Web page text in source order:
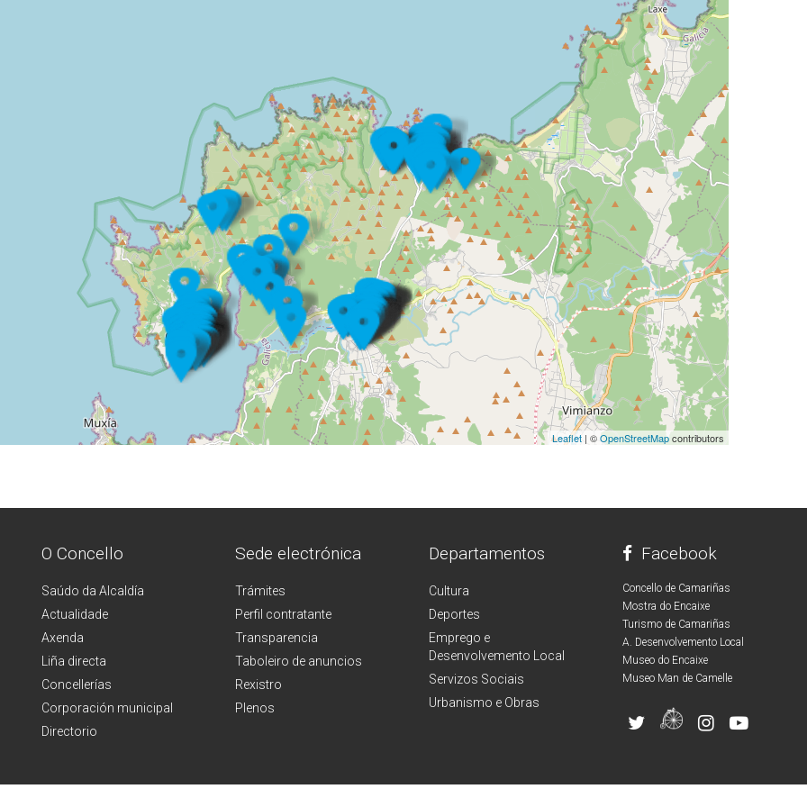
Leaflet | ©OpenStreetMapcontributors
O Concello
Saúdo da Alcaldía
Actualidade
Axenda
Liña directa
Concellerías
Corporación municipal
Directorio
Sede electrónica
Trámites
Perfil contratante
Transparencia
Taboleiro de anuncios
Rexistro
Plenos
Departamentos
Cultura
Deportes
Emprego e
Desenvolvemento Local
Servizos Sociais
Urbanismo e Obras
Facebook
Concello de Camariñas
Mostra do Encaixe
Turismo de Camariñas
A. Desenvolvemento Local
Museo do Encaixe
Museo Man de Camelle